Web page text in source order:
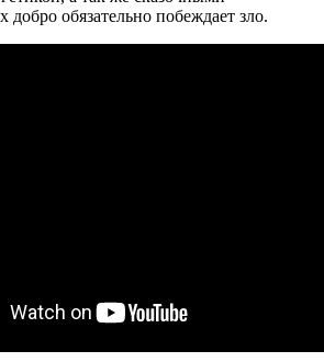
обязательно побеждает зло.